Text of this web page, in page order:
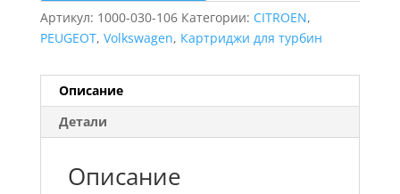
Артикул: 1000-030-106 Категории: CITROEN,
PEUGEOT, Volkswagen, Картриджи для турбин
Описание
Детали
Описание